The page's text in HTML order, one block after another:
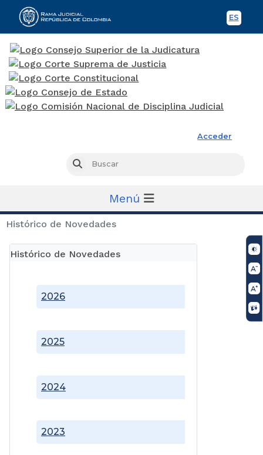
ES
Acceder
Buscar
Menú
Histórico de Novedades
Histórico de Novedades
2023
2024
2025
2026